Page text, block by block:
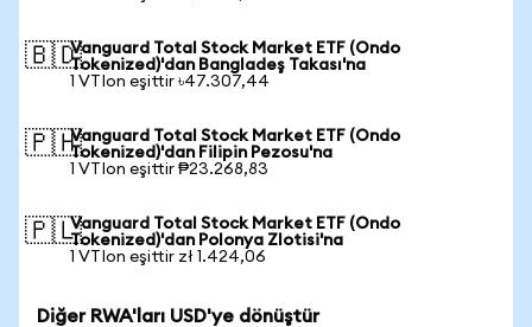
🇧🇩Vanguard Total Stock Market ETF (Ondo
Tokenized)'dan Bangladeş Takası'na
1 VTIon eşittir ৳47.307,44
🇵🇭Vanguard Total Stock Market ETF (Ondo
Tokenized)'dan Filipin Pezosu'na
1 VTIon eşittir ₱23.268,83
🇵🇱Vanguard Total Stock Market ETF (Ondo
Tokenized)'dan Polonya Zlotisi'na
1 VTIon eşittir zł 1.424,06
Diğer RWA'ları USD'ye dönüştür